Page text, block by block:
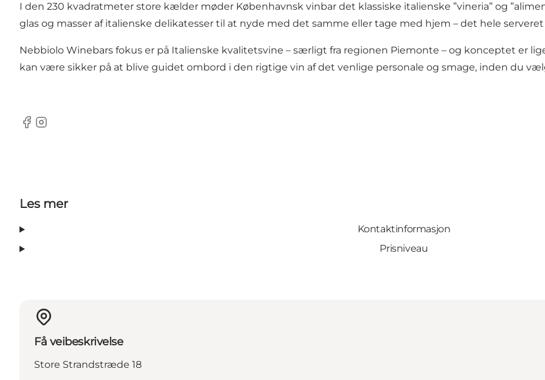
I den 230 kvadratmeter store kælder møder Københavnsk vinbar det klassiske italienske ”vineria” og
glas og masser af italienske delikatesser til at nyde med det samme eller tage med hjem – det hele
Nebbiolo Winebars fokus er på Italienske kvalitetsvine – særligt fra regionen Piemonte – og konceptet er
kan være sikker på at blive guidet ombord i den rigtige vin af det venlige personale og smage, inden du
Facebook
Instagram
Les mer
Kontaktinformasjon
Prisniveau
Få veibeskrivelse
Store Strandstræde 18